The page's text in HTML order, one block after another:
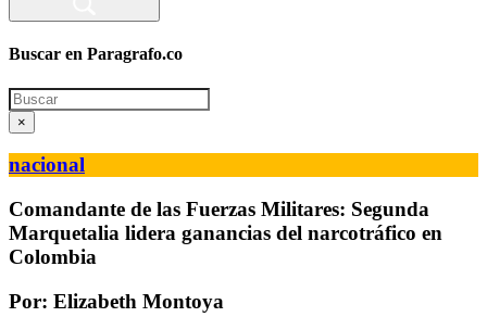
Buscar en Paragrafo.co
Search
×
nacional
Comandante de las Fuerzas Militares: Segunda
Marquetalia lidera ganancias del narcotráfico en
Colombia
Por: Elizabeth Montoya